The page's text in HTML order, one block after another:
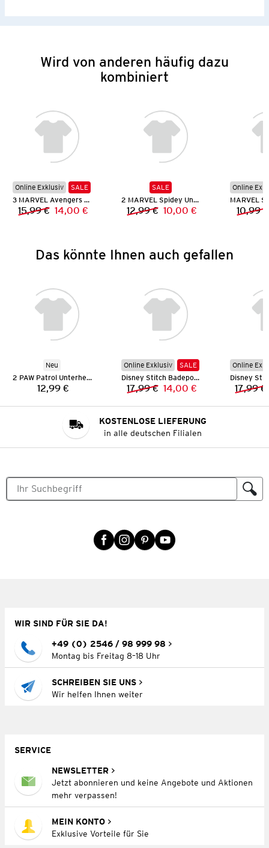
Wird von anderen häufig dazu
kombiniert
Online Exklusiv
SALE
3 MARVEL Avengers Unterhemden
Vorheriger Preis:
15,99 € Neuer Preis:
14,00 €
SALE
2 MARVEL Spidey Unterhemden
Vorheriger Preis:
12,99 € Neuer Preis:
10,00 €
Online
10,99 €
Das könnte Ihnen auch gefallen
Neu
2 PAW Patrol Unterhemden
Preis:
12,99 €
Online Exklusiv
SALE
Disney Stitch Badeponcho
Vorheriger Preis:
17,99 € Neuer Preis:
14,00 €
Online
17,99 €
KOSTENLOSE LIEFERUNG
in alle deutschen Filialen
WIR SIND FÜR SIE DA!
+49 (0) 2546 / 98 999 98
Montag bis Freitag 8–18 Uhr
SCHREIBEN SIE UNS
Wir helfen Ihnen weiter
SERVICE
NEWSLETTER
Jetzt abonnieren und keine Angebote und Aktionen
mehr verpassen!
MEIN KONTO
Exklusive Vorteile für Sie